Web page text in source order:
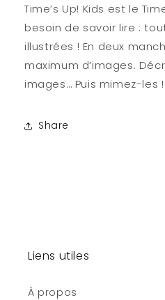
Time’s Up! Kids est le
besoin de savoir lire :
illustrées ! En deux
maximum d’images.
images… Puis mimez-
Share
Liens utiles
À propos